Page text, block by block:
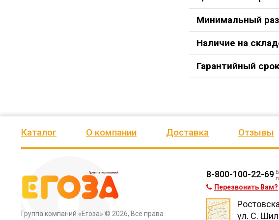
Минимальный
Наличие на
Гарантийный
Каталог О компании Доставка Отзывы
Группа компаний «Егоза» © 2026, Все права
8-800-100-22-69
Перезвонить Вам?
ул. С.